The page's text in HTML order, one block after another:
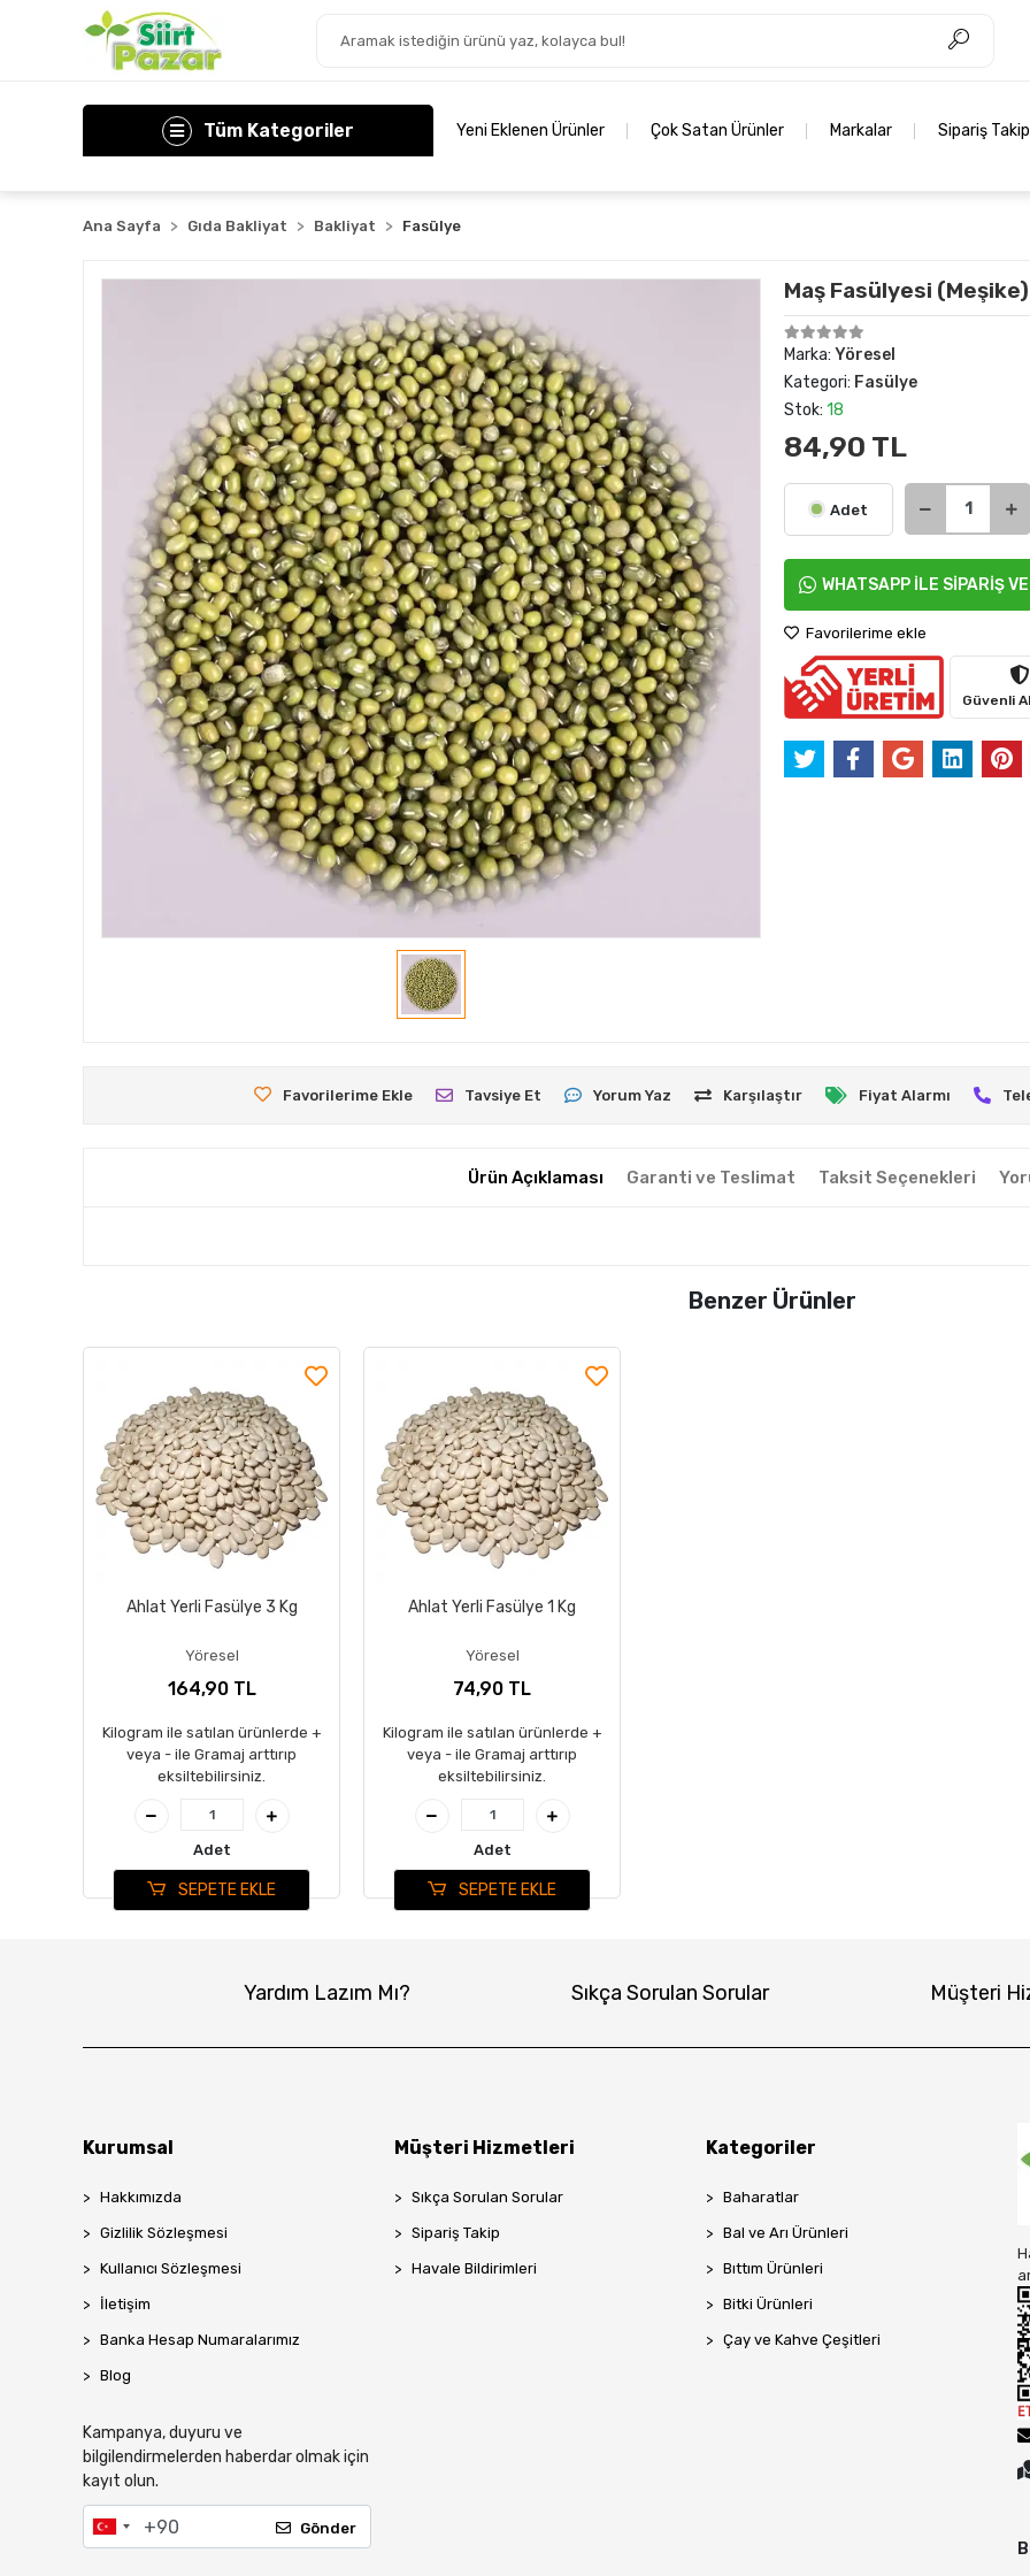
Tüm Kategoriler Yeni Eklenen Ürünler Çok Satan Ürünler Markalar Sipariş Takip
Ana Sayfa Gıda Bakliyat Bakliyat Fasülye
Maş Fasülyesi (Meşike)
Marka: Yöresel
Kategori: Fasülye
Stok: 18
84,90 TL
Adet
WHATSAPP İLE SİPARİŞ
Favorilerime ekle
Güvenli
Favorilerime Ekle Tavsiye Et Yorum Yaz Karşılaştır Fiyat Alarmı
Ürün Açıklaması Garanti ve Teslimat Taksit Seçenekleri
Benzer Ürünler
Ahlat Yerli Fasülye 3 Kg
Yöresel
164,90 TL
Kilogram ile satılan ürünlerde +
veya - ile Gramaj arttırıp
eksiltebilirsiniz.
Adet
SEPETE EKLE
Ahlat Yerli Fasülye 1 Kg
Yöresel
74,90 TL
Kilogram ile satılan ürünlerde +
veya - ile Gramaj arttırıp
eksiltebilirsiniz.
Adet
SEPETE EKLE
Yardım Lazım Mı? Sıkça Sorulan Sorular Müşteri
Kurumsal
Hakkımızda
Gizlilik Sözleşmesi
Kullanıcı Sözleşmesi
İletişim
Banka Hesap Numaralarımız
Blog
Kampanya, duyuru ve
bilgilendirmelerden haberdar olmak için
kayıt olun.
Gönder
Müşteri Hizmetleri
Sıkça Sorulan Sorular
Sipariş Takip
Havale Bildirimleri
Kategoriler
Baharatlar
Bal ve Arı Ürünleri
Bıttım Ürünleri
Bitki Ürünleri
Çay ve Kahve Çeşitleri